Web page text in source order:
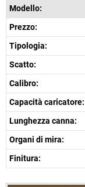
Modello:
Prezzo:
Tipologia:
Scatto:
Calibro:
Capacità caricatore:
Lunghezza canna:
Organi di mira:
Finitura: